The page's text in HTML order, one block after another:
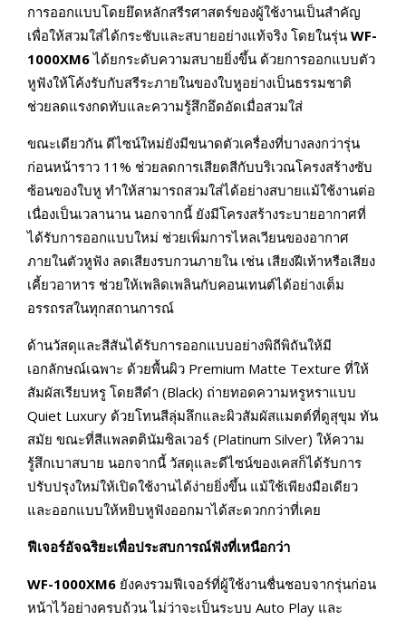
การออกแบบโดยยึดหลักสรีรศาสตร์ของผู้ใช้งานเป็นสำคัญ
เพื่อให้สวมใส่ได้กระชับและสบายอย่างแท้จริง โดยในรุ่น WF-
1000XM6ได้ยกระดับความสบายยิ่งขึ้น ด้วยการออกแบบตัว
หูฟังให้โค้งรับกับสรีระภายในของใบหูอย่างเป็นธรรมชาติ
ช่วยลดแรงกดทับและความรู้สึกอึดอัดเมื่อสวมใส่
ขณะเดียวกัน ดีไซน์ใหม่ยังมีขนาดตัวเครื่องที่บางลงกว่ารุ่น
ก่อนหน้าราว 11% ช่วยลดการเสียดสีกับบริเวณโครงสร้างซับ
ซ้อนของใบหู ทำให้สามารถสวมใส่ได้อย่างสบายแม้ใช้งานต่อ
เนื่องเป็นเวลานาน นอกจากนี้ ยังมีโครงสร้างระบายอากาศที่
ได้รับการออกแบบใหม่ ช่วยเพิ่มการไหลเวียนของอากาศ
ภายในตัวหูฟัง ลดเสียงรบกวนภายใน เช่น เสียงฝีเท้าหรือเสียง
เคี้ยวอาหาร ช่วยให้เพลิดเพลินกับคอนเทนต์ได้อย่างเต็ม
อรรถรสในทุกสถานการณ์
ด้านวัสดุและสีสันได้รับการออกแบบอย่างพิถีพิถันให้มี
เอกลักษณ์เฉพาะ ด้วยพื้นผิว Premium Matte Texture ที่ให้
สัมผัสเรียบหรู โดยสีดำ (Black) ถ่ายทอดความหรูหราแบบ
Quiet Luxury ด้วยโทนสีลุ่มลึกและผิวสัมผัสแมตต์ที่ดูสุขุม ทัน
สมัย ขณะที่สีแพลตตินัมซิลเวอร์ (Platinum Silver) ให้ความ
รู้สึกเบาสบาย นอกจากนี้ วัสดุและดีไซน์ของเคสก็ได้รับการ
ปรับปรุงใหม่ให้เปิดใช้งานได้ง่ายยิ่งขึ้น แม้ใช้เพียงมือเดียว
และออกแบบให้หยิบหูฟังออกมาได้สะดวกกว่าที่เคย
ฟีเจอร์อัจฉริยะเพื่อประสบการณ์ฟังที่เหนือกว่า
WF-1000XM6 ยังคงรวมฟีเจอร์ที่ผู้ใช้งานชื่นชอบจากรุ่นก่อน
หน้าไว้อย่างครบถ้วน ไม่ว่าจะเป็นระบบ Auto Play และ